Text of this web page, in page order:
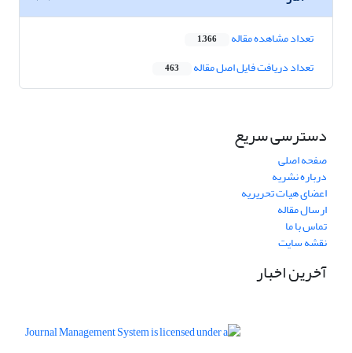
تعداد مشاهده مقاله 1,366
تعداد دریافت فایل اصل مقاله 463
دسترسی سریع
صفحه اصلی
درباره نشریه
اعضای هیات تحریریه
ارسال مقاله
تماس با ما
نقشه سایت
آخرین اخبار